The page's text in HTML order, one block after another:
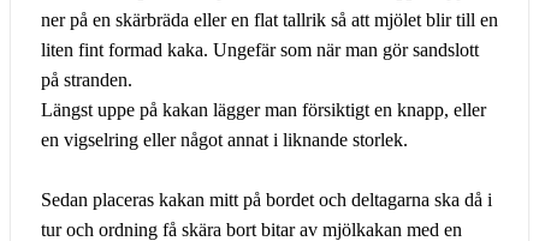
ner på en skärbräda eller en flat tallrik så att mjölet blir till en
liten fint formad kaka. Ungefär som när man gör sandslott
på stranden.
Längst uppe på kakan lägger man försiktigt en knapp, eller
en vigselring eller något annat i liknande storlek.
Sedan placeras kakan mitt på bordet och deltagarna ska då i
tur och ordning få skära bort bitar av mjölkakan med en